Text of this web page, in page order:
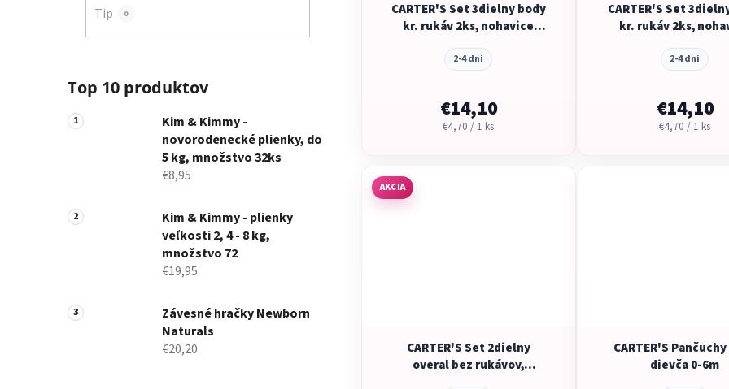
Tip 0
Top 10 produktov
Kim & Kimmy -
novorodenecké plienky, do
5 kg, množstvo 32ks
€8,95
Kim & Kimmy - plienky
veľkosti 2, 4 - 8 kg,
množstvo 72
€19,95
Závesné hračky Newborn
Naturals
€20,20
CARTER'S Set 3dielny body
kr. rukáv 2ks, nohavice
2-4 dni
€14,10
Jednotková
€4,70 / 1 ks
CARTER'S Set
kr. rukáv 2ks,
NB/ veľ. 56
2-4 dni
€14,10
Jednotková
€4,70 / 1 ks
AKCIA
CARTER'S Set 2dielny
overal bez rukávov,
CARTER'S
dievča 0-6m